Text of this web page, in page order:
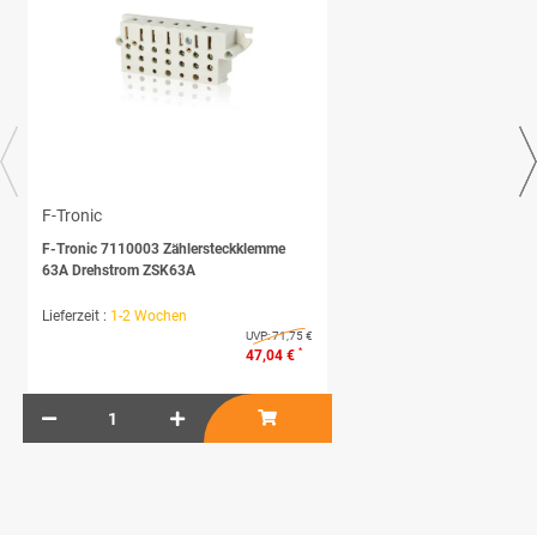
F-Tronic
F-Tronic 7110003 Zählersteckklemme
63A Drehstrom ZSK63A
Lieferzeit : 1-2 Wochen
UVP:71,75 €
47,04 € *